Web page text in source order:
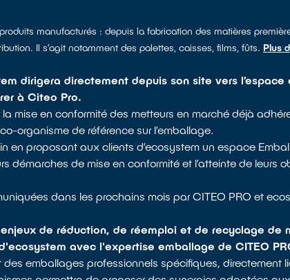
manufacturés : depuis la fabrication des matières
Il s’agit notamment des palettes, caisses, films, fûts. Plus
dirigera directement depuis son site vers l’espace
à Citeo Pro.
mise en conformité des metteurs en marché déjà
organisme de référence sur l’emballage.
en proposant aux clients d’ecosystem un espace
démarches de mise en conformité et l’atteinte de leurs
dans les prochains mois par CITEO PRO et
de réduction, de réemploi et de recyclage de
avec l'expertise emballage de CITEO
emballages professionnels spécifiques, directement